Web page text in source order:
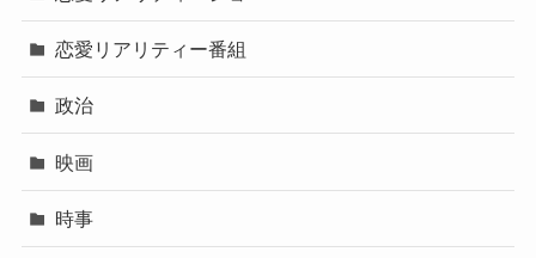
恋愛リアリティー番組
政治
映画
時事